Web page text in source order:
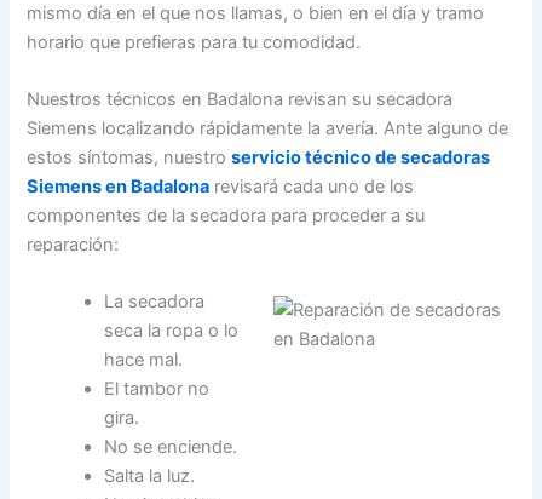
mismo día en el que nos llamas, o bien en el día y tramo
horario que prefieras para tu comodidad.
Nuestros técnicos en Badalona revisan su secadora
Siemens localizando rápidamente la avería. Ante alguno de
estos síntomas, nuestroservicio técnico de secadoras
Siemens en Badalona revisará cada uno de los
componentes de la secadora para proceder a su
reparación:
La secadora
seca la ropa o lo
hace mal.
El tambor no
gira.
No se enciende.
Salta la luz.